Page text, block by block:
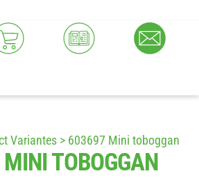
Variantes > 603697 Mini toboggan
TOBOGGAN